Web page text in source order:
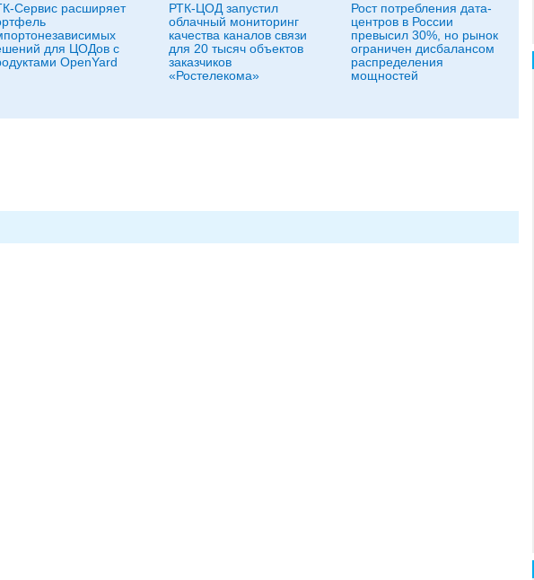
Сервис расширяет
для ЦОДов с
OpenYard
РТК-ЦОД запустил
облачный мониторинг
качества каналов связи
для 20 тысяч объектов
заказчиков
«Ростелекома»
Рост потребления дата-
центров в России
превысил 30%, но рынок
ограничен дисбалансом
распределения
мощностей